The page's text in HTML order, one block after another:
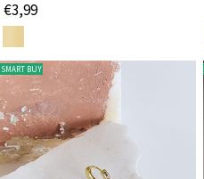
€3,99
SMART BUY